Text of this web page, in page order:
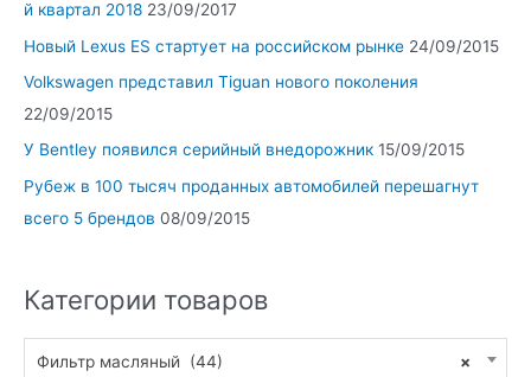
й квартал 2018 23/09/2017
Новый Lexus ES стартует на российском рынке 24/09/2015
Volkswagen представил Tiguan нового поколения
22/09/2015
У Bentley появился серийный внедорожник 15/09/2015
Рубеж в 100 тысяч проданных автомобилей перешагнут
всего 5 брендов 08/09/2015
Категории товаров
×
Фильтр масляный (44)